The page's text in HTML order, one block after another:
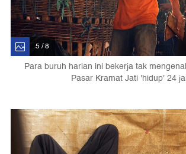
5 / 8
Para buruh harian ini bekerja tak
Pasar Kramat Jati 'hidup' 24